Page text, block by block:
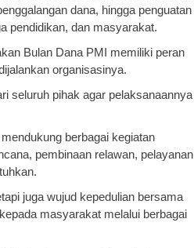
dana, hingga penguatan
pendidikan, dan masyarakat.
Bulan Dana PMI memiliki peran
organisasinya.
seluruh pihak agar pelaksanaannya
berbagai kegiatan
pembinaan relawan, pelayanan
juga wujud kepedulian bersama
masyarakat melalui berbagai